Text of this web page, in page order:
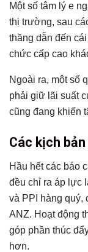
Một số tâm lý e
thị trường, sau
thăng dẫn đến
chức cấp cao
Ngoài ra, một số
phải giữ lãi suất
cũng đang khiến
Các kịch
Hầu hết các báo
đều chỉ ra áp lực
và PPI hàng quý,
ANZ. Hoạt động
góp phần thúc
hơn.